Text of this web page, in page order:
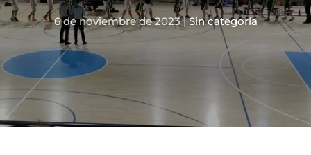
6 de noviembre de 2023|Sin categoría